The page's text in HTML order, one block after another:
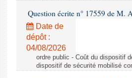
Question écrite n° 17559 de M.
Date de
dépôt :
04/08/2026
ordre public - Coût du dispositif
dispositif de sécurité mobilisé